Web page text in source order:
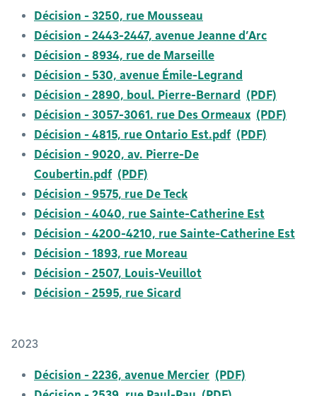
Décision - 3250, rue Mousseau
Décision - 2443-2447, avenue Jeanne d’Arc
Décision - 8934, rue de Marseille
Décision - 530, avenue Émile-Legrand
Décision - 2890, boul. Pierre-Bernard
Décision - 3057-3061. rue Des Ormeaux
Décision - 4815, rue Ontario Est.pdf
Décision - 9020, av. Pierre-De
Coubertin.pdf
Décision - 9575, rue De Teck
Décision - 4040, rue Sainte-Catherine Est
Décision - 4200-4210, rue Sainte-Catherine Est
Décision - 1893, rue Moreau
Décision - 2507, Louis-Veuillot
Décision - 2595, rue Sicard
2023
Décision - 2236, avenue Mercier